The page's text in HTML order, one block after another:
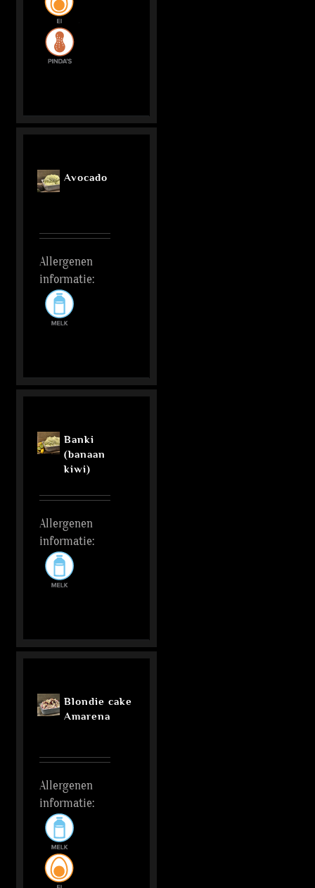
Avocado
Allergenen
informatie:
Banki
(banaan
kiwi)
Allergenen
informatie:
Blondie cake
Amarena
Allergenen
informatie: